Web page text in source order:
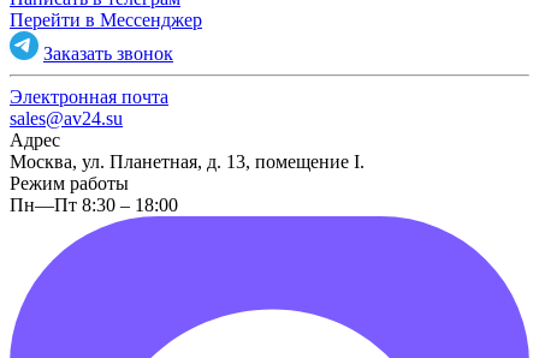
Перейти в Мессенджер
Заказать звонок
Электронная почта
sales@av24.su
Адрес
Москва, ул. Планетная, д. 13, помещение I.
Режим работы
Пн—Пт 8:30 – 18:00